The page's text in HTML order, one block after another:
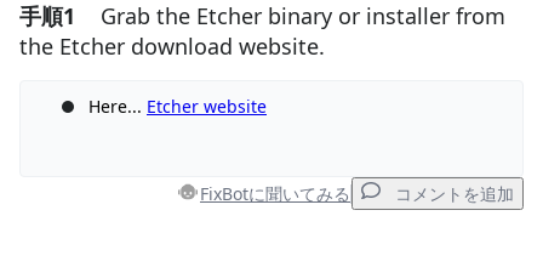
手順1
Grab the Etcher binary or installer from
the Etcher download website.
Here... Etcher website
FixBotに聞いてみる コメントを追加